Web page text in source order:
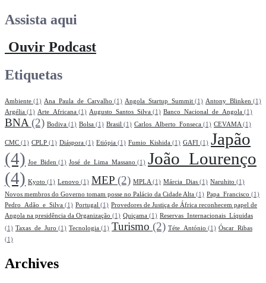
Assista aqui
Ouvir Podcast
Etiquetas
Ambiente (1) Ana_Paula_de_Carvalho (1) Angola_Startup_Summit (1) Antony_Blinken (1)
Argélia (1) Arte_Africana (1) Augusto_Santos_Silva (1) Banco_Nacional_de_Angola (1)
BNA(2) Bodiva (1) Bolsa (1) Brasil (1) Carlos_Alberto_Fonseca (1) CEVAMA(1)
CMC (1) CPLP (1) Diáspora (1) Etiópia (1) Fumio_Kishida (1) GAFI (1) Japão
(4) Joe_Biden (1) José_de_Lima_Massano (1) João_Lourenço
(4) Kyoto (1) Lenovo (1) MEP (2) MPLA(1) Márcia_Dias (1) Naruhito (1)
Novos membros do Governo tomam posse no Palácio da Cidade Alta (1) Papa_Francisco (1)
Pedro_Adão_e_Silva (1) Portugal (1) Provedores de Justiça de África reconhecem papel de
Angola na presidência da Organização (1) Quiçama (1) Reservas_Internacionais_Líquidas
(1) Taxas_de_Juro (1) Tecnologia (1) Turismo (2) Téte_António (1) Óscar_Ribas
(1)
Archives